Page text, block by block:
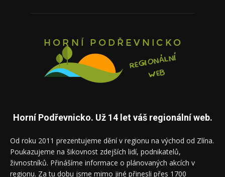
Horní Podřevnicko. Už 14 let váš regionální web.
Od roku 2011 prezentujeme dění v regionu na východ od Zlína.
Poukazujeme na šikovnost zdejších lidí, podnikatelů,
živnostníků. Přinášíme informace o plánovaných akcích v
regionu. Za tu dobu jsme mimo jiné přinesli přes 1700